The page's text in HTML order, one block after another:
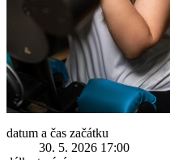
datum a čas začátku
30. 5. 2026 17:00